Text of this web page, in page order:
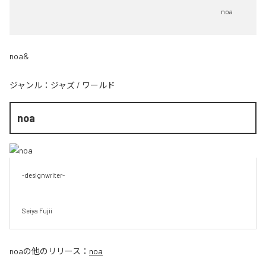
noa
noa&
ジャンル： ジャズ / ワールド
noa
-designwriter-
Seiya Fujii
noaの他のリリース： noa